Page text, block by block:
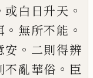
或 白日升天 。
。 無所不能 。
安 。 二則得辨
不亂華俗 。 臣